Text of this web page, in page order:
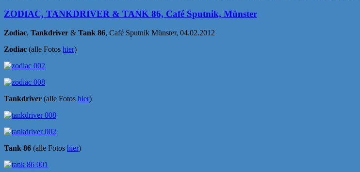
ZODIAC, TANKDRIVER & TANK 86, Café Sputnik, Münster
Zodiac, Tankdriver & Tank 86, Café Sputnik Münster, 04.02.2012
Zodiac (alle Fotos hier)
Tankdriver (alle Fotos hier)
Tank 86 (alle Fotos hier)